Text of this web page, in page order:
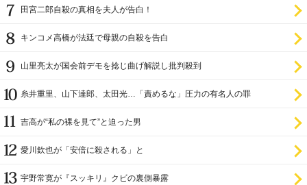
田宮二郎自殺の真相を夫人が告白！
キンコメ高橋が法廷で母親の自殺を告白
山里亮太が国会前デモを捻じ曲げ解説し批判殺到
糸井重里、山下達郎、太田光…「責めるな」圧力の有名人の罪
吉高が“私の裸を見て”と迫った男
愛川欽也が「安倍に殺される」と
宇野常寛が『スッキリ』クビの裏側暴露